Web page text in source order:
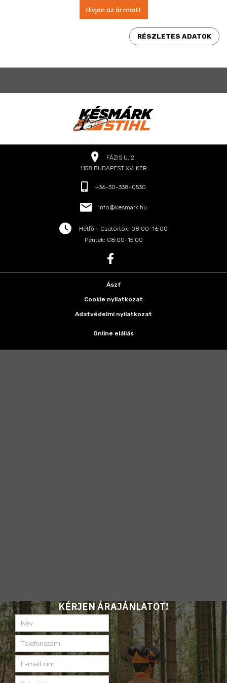
Hívjon az ár miatt
RÉSZLETES ADATOK
FÁZIS U. 2.
1158 BUDAPEST XV. KER
+36-30-338-0530
info@kesmark.hu
Hétfő - Csütörtök: 08:00-16:00
Péntek: 08:00-15:00
Ászf
Cookie nyilatkozat
Adatvédelmi nyilatkozat
Online elállás
KÉRJEN ÁRAJÁNLATOT!